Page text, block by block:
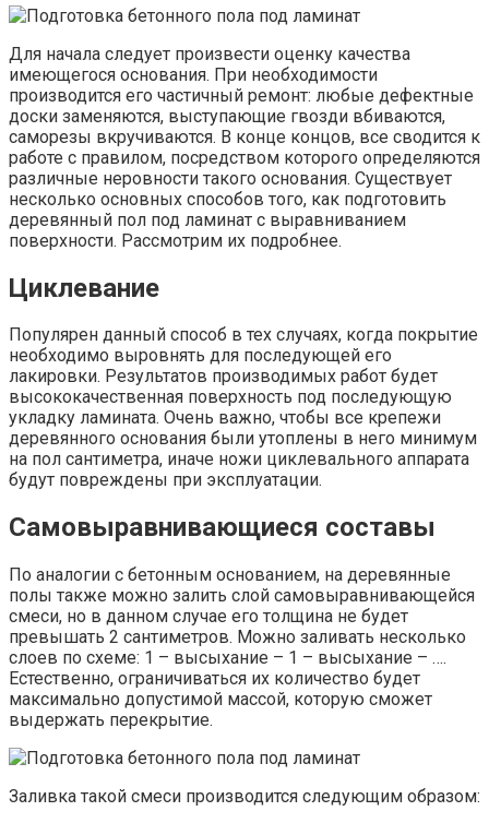
Для начала следует произвести оценку качества
имеющегося основания. При необходимости
производится его частичный ремонт: любые дефектные
доски заменяются, выступающие гвозди вбиваются,
саморезы вкручиваются. В конце концов, все сводится к
работе с правилом, посредством которого определяются
различные неровности такого основания. Существует
несколько основных способов того, как подготовить
деревянный пол под ламинат с выравниванием
поверхности. Рассмотрим их подробнее.
Циклевание
Популярен данный способ в тех случаях, когда покрытие
необходимо выровнять для последующей его
лакировки. Результатов производимых работ будет
высококачественная поверхность под последующую
укладку ламината. Очень важно, чтобы все крепежи
деревянного основания были утоплены в него минимум
на пол сантиметра, иначе ножи циклевального аппарата
будут повреждены при эксплуатации.
Самовыравнивающиеся составы
По аналогии с бетонным основанием, на деревянные
полы также можно залить слой самовыравнивающейся
смеси, но в данном случае его толщина не будет
превышать 2 сантиметров. Можно заливать несколько
слоев по схеме: 1 – высыхание – 1 – высыхание – ….
Естественно, ограничиваться их количество будет
максимально допустимой массой, которую сможет
выдержать перекрытие.
Заливка такой смеси производится следующим образом: